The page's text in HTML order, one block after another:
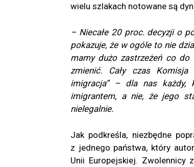
wielu szlakach notowane są
– Niecałe 20 proc. decyzji o
pokazuje, że w ogóle to nie
mamy dużo zastrzeżeń co
zmienić. Cały czas Komisja
imigracja”– dla nas każdy,
imigrantem, a nie, że jego
nielegalnie.
Jak podkreśla, niezbędne
z jednego państwa, który
Unii Europejskiej. Zwolennicy